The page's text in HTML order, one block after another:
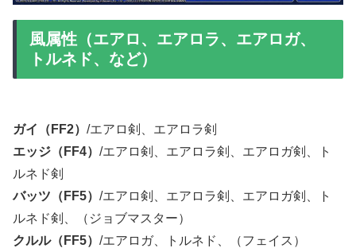
風属性（エアロ、エアロラ、エアロガ、
トルネド、など）
ガイ（FF2） /エアロ剣、エアロラ剣
エッジ（FF4） /エアロ剣、エアロラ剣、エアロガ剣、ト
ルネド剣
バッツ（FF5） /エアロ剣、エアロラ剣、エアロガ剣、ト
ルネド剣、（ジョブマスター）
クルル（FF5） /エアロガ、トルネド、（フェイス）